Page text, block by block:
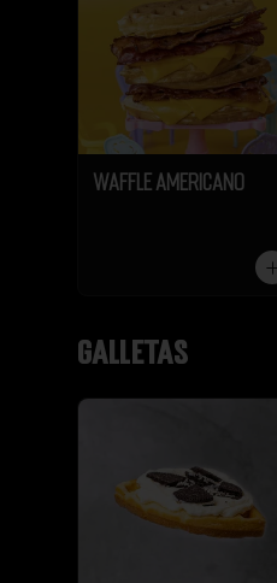
Waffle Americano
Galletas